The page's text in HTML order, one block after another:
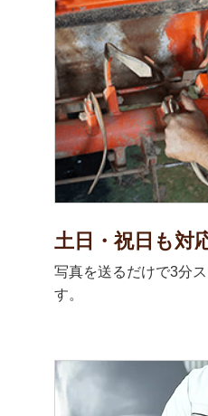
土日・祝日も対
写真を送るだけで3分
す。